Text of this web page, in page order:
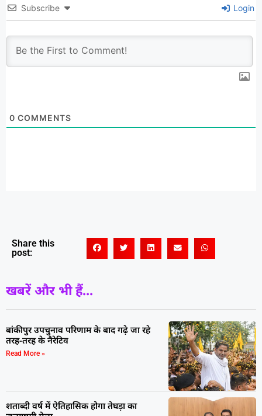
Subscribe Login
0 COMMENTS
Share this
post:
खबरें और भी हैं...
बांकीपुर उपचुनाव परिणाम के बाद गढ़े जा रहे
तरह-तरह के नैरेटिव
Read More »
शताब्दी वर्ष में ऐतिहासिक होगा तेघड़ा का